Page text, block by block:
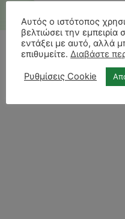
Αυτός ο ιστότοπος
βελτιώσει την εμπειρία
εντάξει με αυτό, αλλά
επιθυμείτε. Διαβάστε
Ρυθμίσεις Cookie